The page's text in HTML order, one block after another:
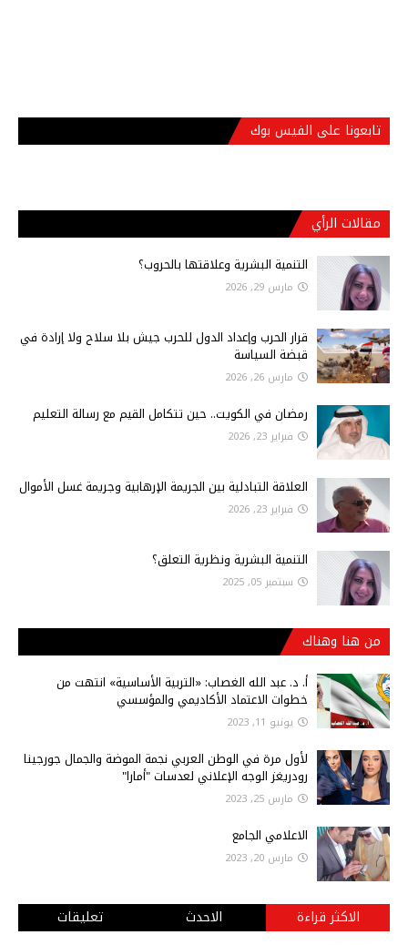
تابعونا على الفيس بوك
مقالات الرأي
التنمية البشرية وعلاقتها بالحروب؟
مارس 29, 2026
قرار الحرب وإعداد الدول للحرب جيش بلا سلاح ولا إرادة في
قبضة السياسة
مارس 26, 2026
رمضان في الكويت.. حين تتكامل القيم مع رسالة التعليم
فبراير 23, 2026
العلاقة التبادلية بين الجريمة الإرهابية وجريمة غسل الأموال
فبراير 23, 2026
التنمية البشرية ونظرية التعلق؟
سبتمبر 05, 2025
من هنا وهناك
أ‌. د. عبد الله الغصاب: «التربية الأساسية» انتهت من
خطوات الاعتماد الأكاديمي والمؤسسي
يونيو 11, 2023
لأول مرة في الوطن العربي نجمة الموضة والجمال جورجينا
رودريغز الوجه الإعلاني لعدسات "أمارا"
مارس 25, 2023
الاعلامي الجامع
مارس 20, 2023
الاكثر قراءة الاحدث تعليقات